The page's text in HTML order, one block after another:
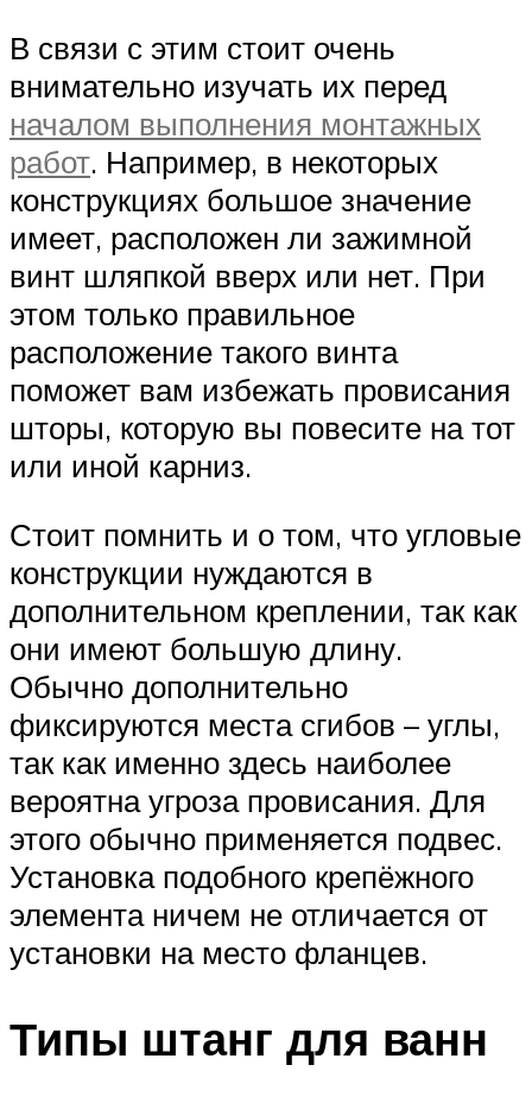
В связи с этим стоит очень
внимательно изучать их перед
началом выполнения монтажных
работ. Например, в некоторых
конструкциях большое значение
имеет, расположен ли зажимной
винт шляпкой вверх или нет. При
этом только правильное
расположение такого винта
поможет вам избежать провисания
шторы, которую вы повесите на тот
или иной карниз.
Стоит помнить и о том, что угловые
конструкции нуждаются в
дополнительном креплении, так как
они имеют большую длину.
Обычно дополнительно
фиксируются места сгибов – углы,
так как именно здесь наиболее
вероятна угроза провисания. Для
этого обычно применяется подвес.
Установка подобного крепёжного
элемента ничем не отличается от
установки на место фланцев.
Типы штанг для ванн